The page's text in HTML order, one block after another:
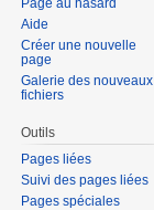
Aide
Créer une nouvelle
page
Galerie des nouveaux
fichiers
Outils
Pages liées
Suivi des pages liées
Pages spéciales